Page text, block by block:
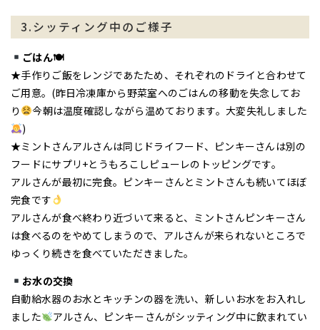
3.シッティング中のご様子
ごはん🍽
★手作りご飯をレンジであたため、それぞれのドライと合わせて
ご用意。(昨日冷凍庫から野菜室へのごはんの移動を失念してお
り
今朝は温度確認しながら温めております。大変失礼しました
)
★ミントさんアルさんは同じドライフード、ピンキーさんは別の
フードにサプリ+とうもろこしピューレのトッピングです。
アルさんが最初に完食。ピンキーさんとミントさんも続いてほぼ
完食です
アルさんが食べ終わり近づいて来ると、ミントさんピンキーさん
は食べるのをやめてしまうので、アルさんが来られないところで
ゆっくり続きを食べていただきました。
お水の交換
自動給水器のお水とキッチンの器を洗い、新しいお水をお入れし
ました
アルさん、ピンキーさんがシッティング中に飲まれてい